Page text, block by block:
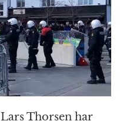
Thorsen har